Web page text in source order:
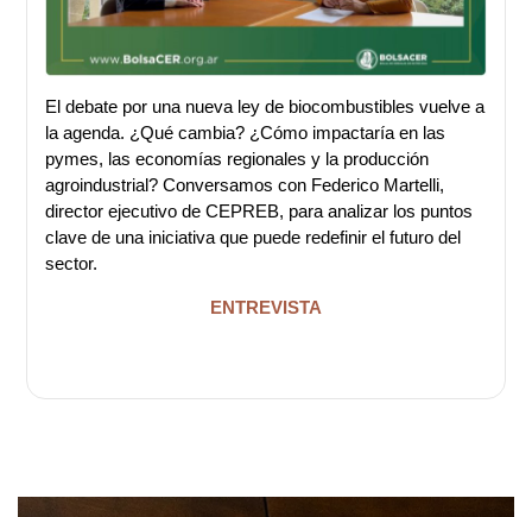
El debate por una nueva ley de biocombustibles vuelve a
la agenda. ¿Qué cambia? ¿Cómo impactaría en las
pymes, las economías regionales y la producción
agroindustrial? Conversamos con Federico Martelli,
director ejecutivo de CEPREB, para analizar los puntos
clave de una iniciativa que puede redefinir el futuro del
sector.
ENTREVISTA